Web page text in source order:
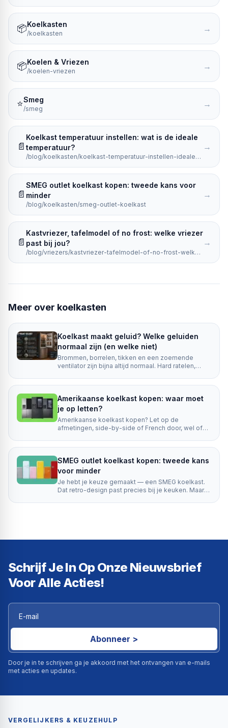
📦Koelkasten
/koelkasten →
📦Koelen & Vriezen
/koelen-vriezen →
⭐Smeg
/smeg →
📄
Koelkast temperatuur instellen: wat is de ideale
temperatuur?
/blog/koelkasten/koelkast-temperatuur-instellen-ideale-temperatuur-koelkast
→
📄
SMEG outlet koelkast kopen: tweede kans voor
minder
/blog/koelkasten/smeg-outlet-koelkast
→
📄
Kastvriezer, tafelmodel of no frost: welke vriezer
past bij jou?
/blog/vriezers/kastvriezer-tafelmodel-of-no-frost-welke-vriezer-past-bij-jou
→
Meer over koelkasten
Koelkast maakt geluid? Welke geluiden
normaal zijn (en welke niet)
Brommen, borrelen, tikken en een zoemende
ventilator zijn bijna altijd normaal. Hard ratelen,
Amerikaanse koelkast kopen: waar moet
je op letten?
Amerikaanse koelkast kopen? Let op de
afmetingen, side-by-side of French door, wel of
SMEG outlet koelkast kopen: tweede kans
voor minder
Je hebt je keuze gemaakt — een SMEG koelkast.
Dat retro-design past precies bij je keuken. Maar
SMEG outlet koelkasten. Vrijstaand, in meerdere
Schrijf Je In Op Onze Nieuwsbrief
Voor Alle Acties!
Abonneer >
Door je in te schrijven ga je akkoord met het ontvangen van e-mails
met acties en updates.
VERGELIJKERS & KEUZEHULP